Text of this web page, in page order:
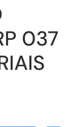
037